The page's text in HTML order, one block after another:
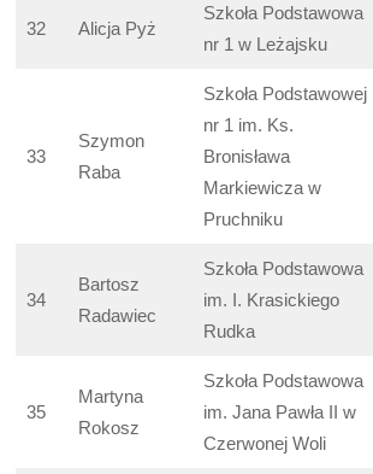
32 Alicja Pyż
Szkoła Podstawowa
nr 1 w Leżajsku
33
Szymon
Raba
Szkoła Podstawowej
nr 1 im. Ks.
Bronisława
Markiewicza w
Pruchniku
34
Bartosz
Radawiec
Szkoła Podstawowa
im. I. Krasickiego
Rudka
35
Martyna
Rokosz
Szkoła Podstawowa
im. Jana Pawła II w
Czerwonej Woli